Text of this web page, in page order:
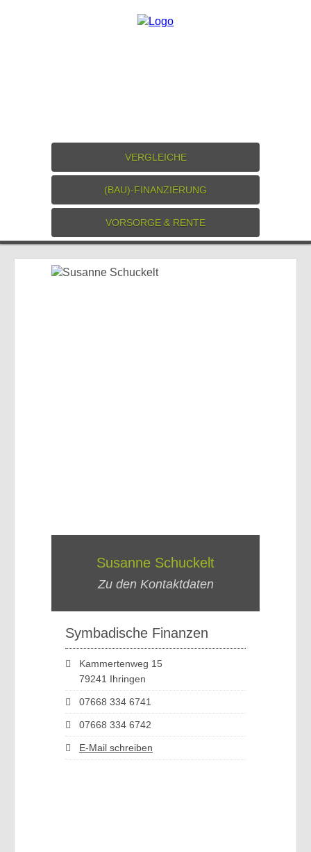
VERGLEICHE
(BAU)-FINANZIERUNG
VORSORGE & RENTE
Susanne Schuckelt
Zu den Kontaktdaten
Symbadische Finanzen
Kammertenweg 15
79241 Ihringen
07668 334 6741
07668 334 6742
E-Mail schreiben